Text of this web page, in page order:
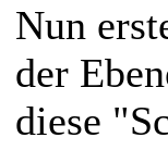
Nun
der
diese